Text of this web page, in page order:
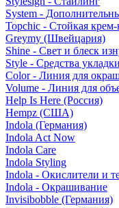
System -
Topchic - Стойкая крем-
Greymy (Швейцария)
Shine - Свет и блеск
Style - Средства
Color - Линия для
Volume - Линия для
Help Is Here (Россия)
Hempz (США)
Indola (Германия)
Indola Act Now
Indola Care
Indola Styling
Indola - Окислители и
Indola - Окрашивание
Invisibobble (Германия)